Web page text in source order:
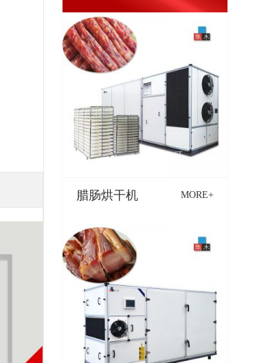
腊肠烘干机 MORE+